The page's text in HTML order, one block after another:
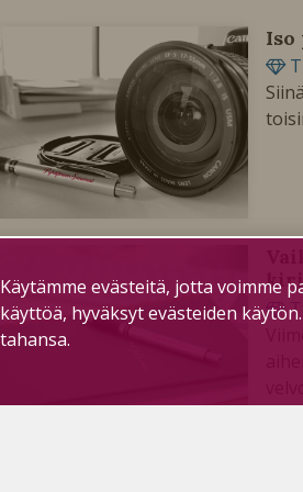
Iso
Käytämme evästeitä, jotta voimme
käyttöä, hyväksyt evästeiden
tahansa.